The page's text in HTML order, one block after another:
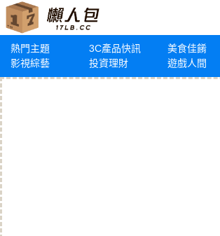
熱門主題 3C產品快訊 美食佳餚
影視綜藝
投資理財 遊戲人間